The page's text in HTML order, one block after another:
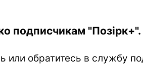
подписчикам "Позірк+".
или обратитесь в службу